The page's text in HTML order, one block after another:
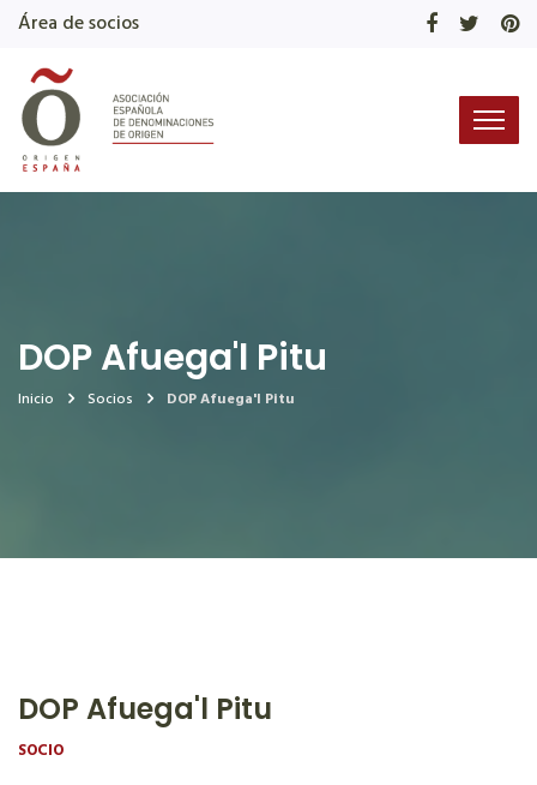
Área de socios
DOP Afuega'l Pitu
Inicio Socios DOP Afuega'l Pitu
DOP Afuega'l Pitu
SOCIO